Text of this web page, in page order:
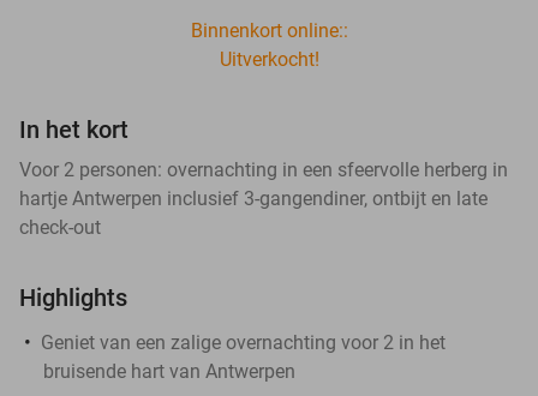
Binnenkort online::
Uitverkocht!
In het kort
Voor 2 personen: overnachting in een sfeervolle herberg in
hartje Antwerpen inclusief 3-gangendiner, ontbijt en late
check-out
Highlights
Geniet van een zalige overnachting voor 2 in het
bruisende hart van Antwerpen